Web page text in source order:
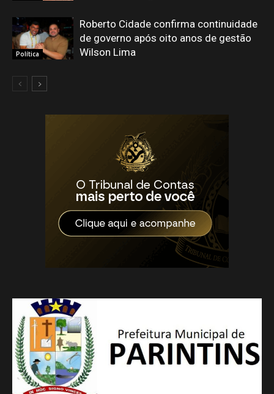
Política
Roberto Cidade confirma continuidade
de governo após oito anos de gestão
Wilson Lima